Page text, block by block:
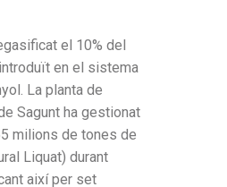
el 10% del
en el sistema
La planta de
Sagunt ha gestionat
milions de tones de
Liquat) durant
així per set